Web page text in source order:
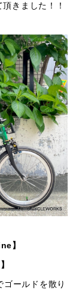
きました！！
】
ールドを散り